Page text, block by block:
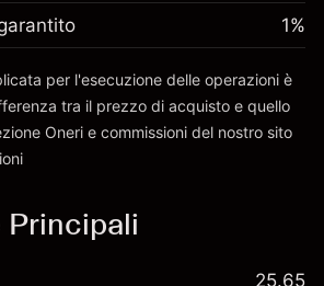
~
1%
per l'esecuzione delle operazioni è
tra il prezzo di acquisto e quello
Oneri e commissioni del nostro sito
25.65